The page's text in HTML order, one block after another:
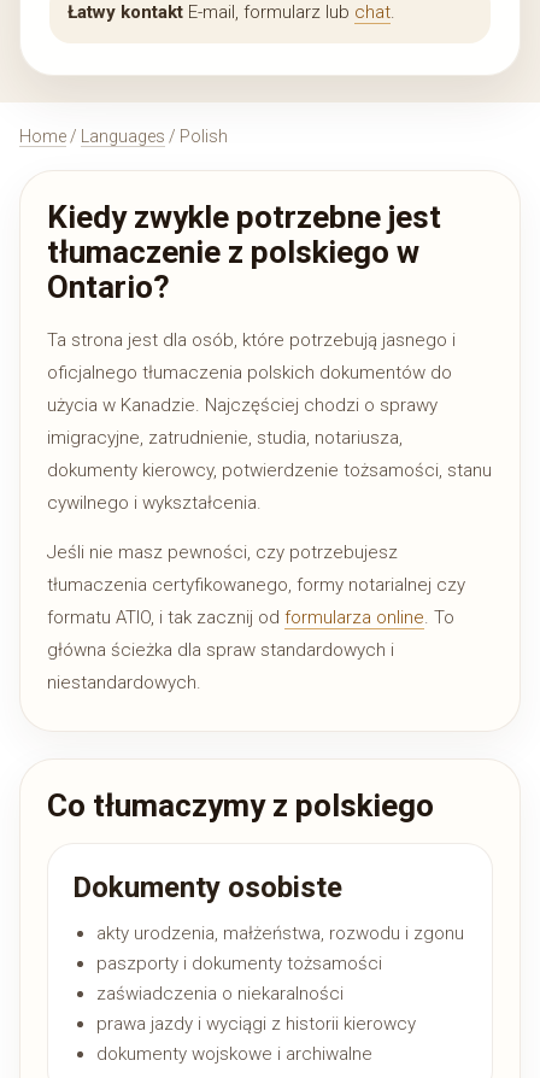
Łatwy kontakt E-mail, formularz lub chat.
Home / Languages / Polish
Kiedy zwykle potrzebne jest
tłumaczenie z polskiego w
Ontario?
Ta strona jest dla osób, które potrzebują jasnego i
oficjalnego tłumaczenia polskich dokumentów do
użycia w Kanadzie. Najczęściej chodzi o sprawy
imigracyjne, zatrudnienie, studia, notariusza,
dokumenty kierowcy, potwierdzenie tożsamości, stanu
cywilnego i wykształcenia.
Jeśli nie masz pewności, czy potrzebujesz
tłumaczenia certyfikowanego, formy notarialnej czy
formatu ATIO, i tak zacznij od formularza online. To
główna ścieżka dla spraw standardowych i
niestandardowych.
Co tłumaczymy z polskiego
Dokumenty osobiste
akty urodzenia, małżeństwa, rozwodu i zgonu
paszporty i dokumenty tożsamości
zaświadczenia o niekaralności
prawa jazdy i wyciągi z historii kierowcy
dokumenty wojskowe i archiwalne